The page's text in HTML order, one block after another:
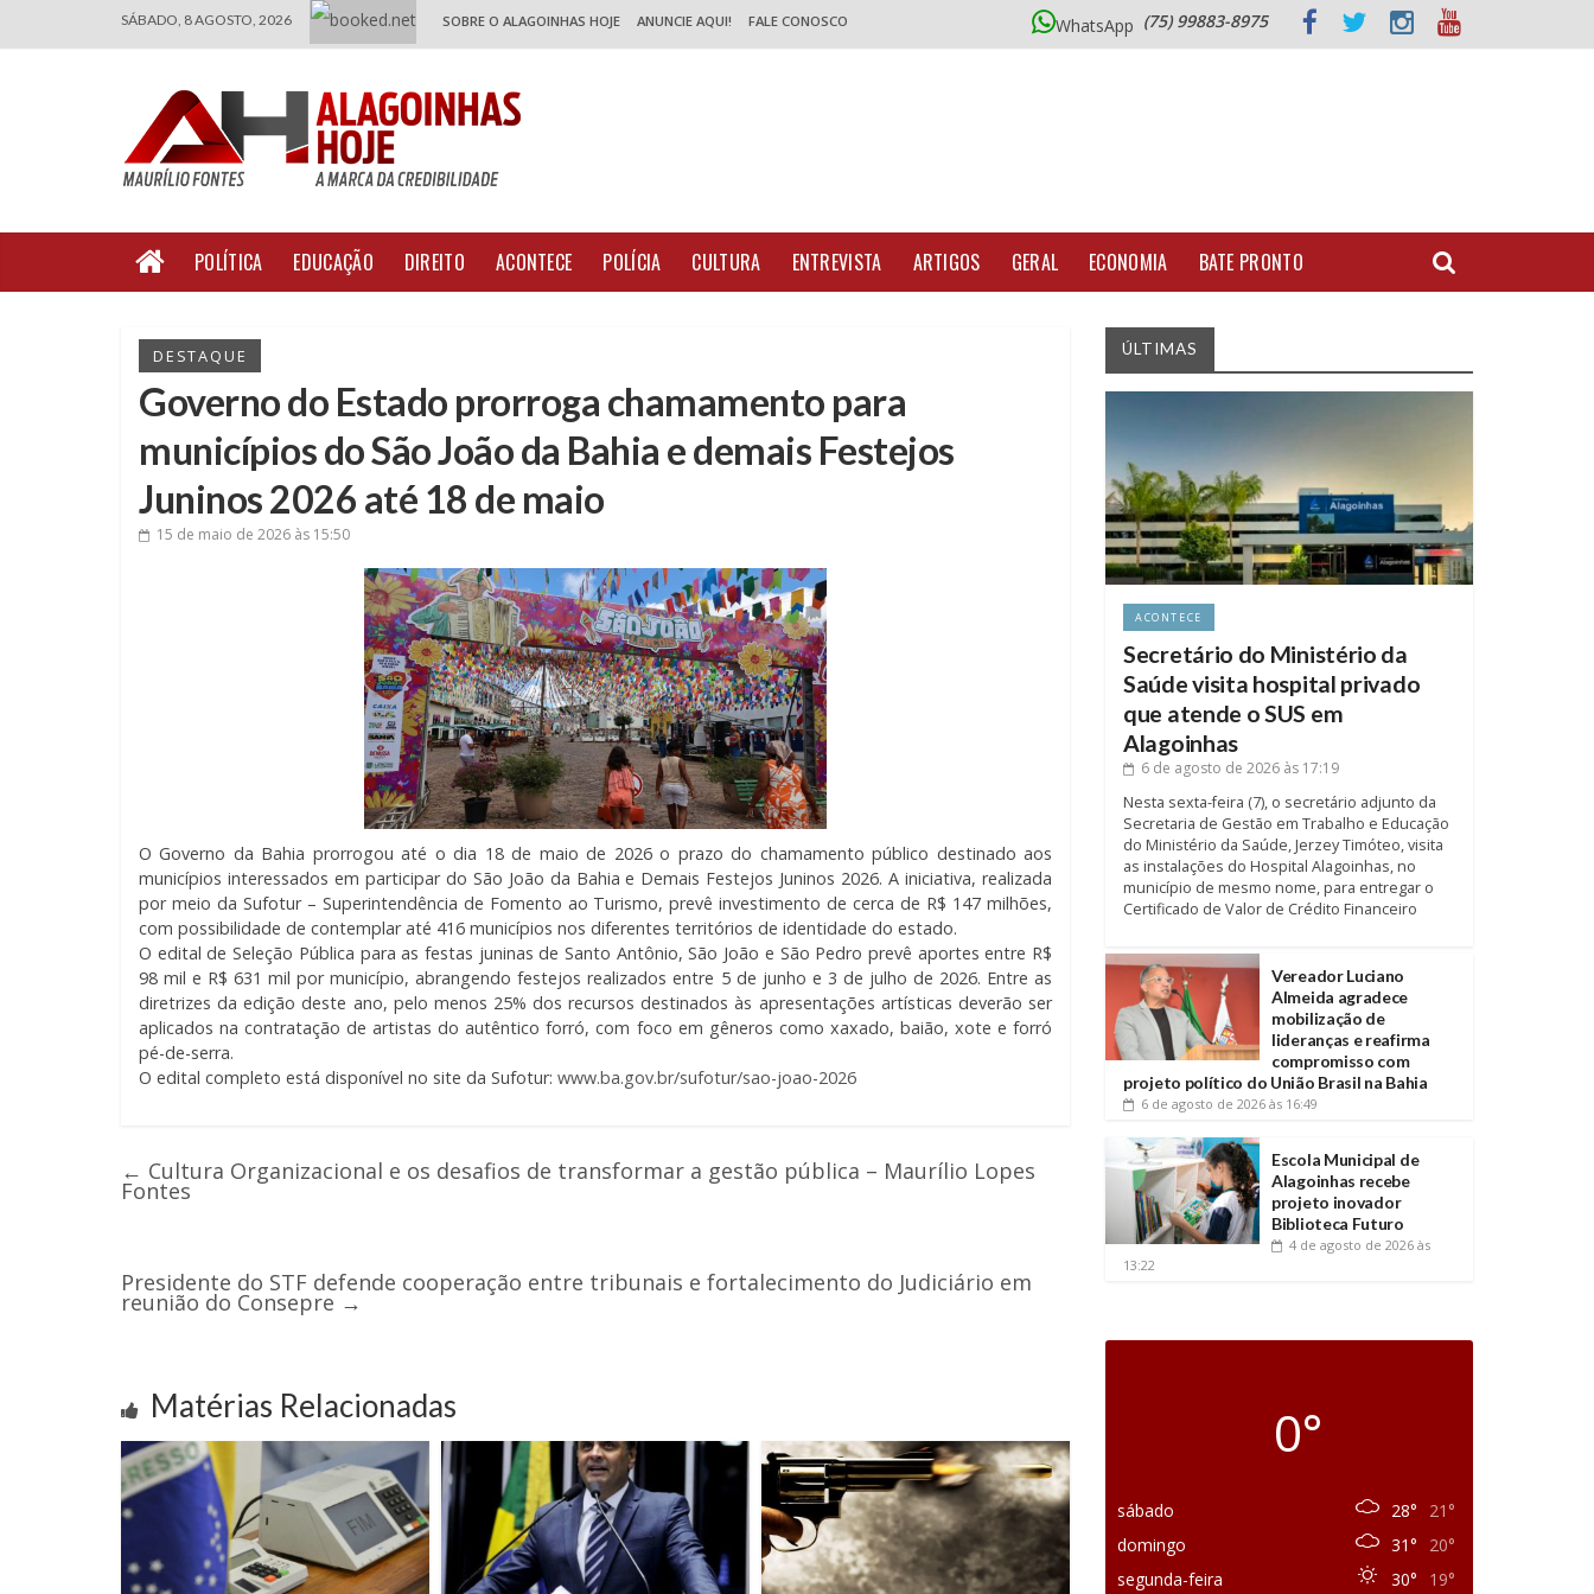
SÁBADO, 8 AGOSTO, 2026 SOBRE O ALAGOINHAS HOJE ANUNCIE AQUI! FALE CONOSCO WhatsApp (75) 99883-8975
POLÍTICA EDUCAÇÃO DIREITO ACONTECE POLÍCIA CULTURA ENTREVISTA ARTIGOS GERAL ECONOMIA BATE PRONTO
DESTAQUE
Governo do Estado prorroga chamamento para
municípios do São João da Bahia e demais Festejos
Juninos 2026 até 18 de maio
15 de maio de 2026 às 15:50
O Governo da Bahia prorrogou até o dia 18 de maio de 2026 o prazo do chamamento público destinado aos
municípios interessados em participar do São João da Bahia e Demais Festejos Juninos 2026. A iniciativa, realizada
por meio da Sufotur – Superintendência de Fomento ao Turismo, prevê investimento de cerca de R$ 147 milhões,
com possibilidade de contemplar até 416 municípios nos diferentes territórios de identidade do estado.
O edital de Seleção Pública para as festas juninas de Santo Antônio, São João e São Pedro prevê aportes entre R$
98 mil e R$ 631 mil por município, abrangendo festejos realizados entre 5 de junho e 3 de julho de 2026. Entre as
diretrizes da edição deste ano, pelo menos 25% dos recursos destinados às apresentações artísticas deverão ser
aplicados na contratação de artistas do autêntico forró, com foco em gêneros como xaxado, baião, xote e forró
pé-de-serra.
O edital completo está disponível no site da Sufotur: www.ba.gov.br/sufotur/sao-joao-2026
← Cultura Organizacional e os desafios de transformar a gestão pública – Maurílio Lopes
Fontes
Presidente do STF defende cooperação entre tribunais e fortalecimento do Judiciário em
reunião do Consepre →
Matérias Relacionadas
ÚLTIMAS
ACONTECE
Secretário do Ministério da
Saúde visita hospital privado
que atende o SUS em
Alagoinhas
6 de agosto de 2026 às 17:19
Nesta sexta-feira (7), o secretário adjunto da
Secretaria de Gestão em Trabalho e Educação
do Ministério da Saúde, Jerzey Timóteo, visita
as instalações do Hospital Alagoinhas, no
município de mesmo nome, para entregar o
Certificado de Valor de Crédito Financeiro
Vereador Luciano
Almeida agradece
mobilização de
lideranças e reafirma
compromisso com
projeto político do União Brasil na Bahia
6 de agosto de 2026 às 16:49
Escola Municipal de
Alagoinhas recebe
projeto inovador
Biblioteca Futuro
4 de agosto de 2026 às
13:22
0°
sábado 28°
21°
domingo
31°
20°
segunda-feira
30° 19°